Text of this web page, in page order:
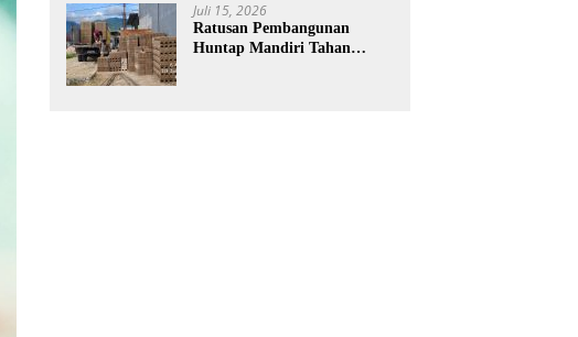
Juli 15, 2026
Ratusan Pembangunan
Huntap Mandiri Tahan